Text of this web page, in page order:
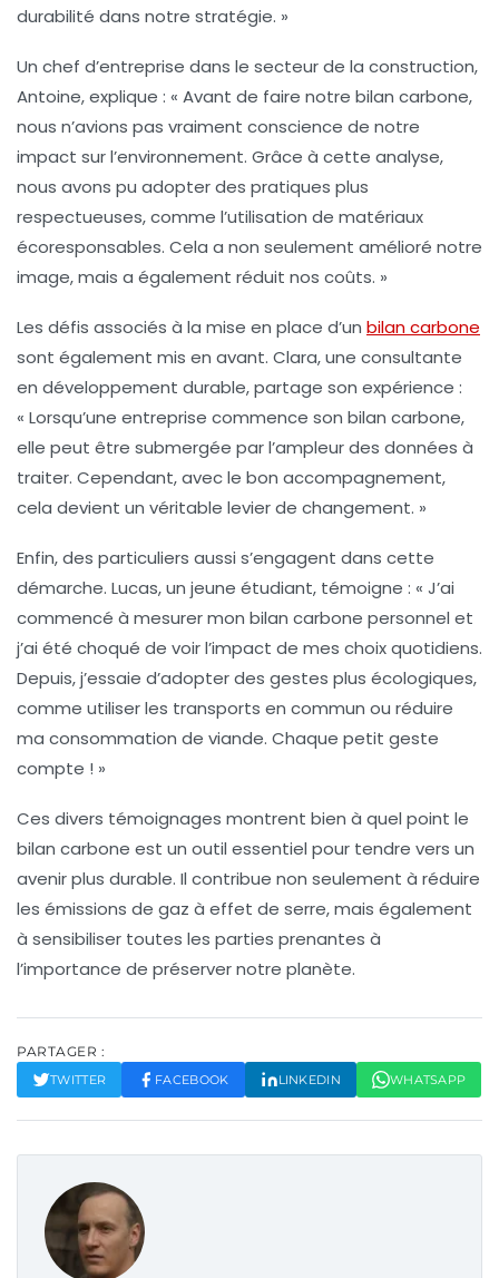
durabilité dans notre stratégie. »
Un chef d’entreprise dans le secteur de la construction,
Antoine, explique : « Avant de faire notre bilan carbone,
nous n’avions pas vraiment conscience de notre
impact sur l’environnement. Grâce à cette analyse,
nous avons pu adopter des pratiques plus
respectueuses, comme l’utilisation de matériaux
écoresponsables. Cela a non seulement amélioré notre
image, mais a également réduit nos coûts. »
Les défis associés à la mise en place d’un bilan carbone
sont également mis en avant. Clara, une consultante
en développement durable, partage son expérience :
« Lorsqu’une entreprise commence son bilan carbone,
elle peut être submergée par l’ampleur des données à
traiter. Cependant, avec le bon accompagnement,
cela devient un véritable levier de changement. »
Enfin, des particuliers aussi s’engagent dans cette
démarche. Lucas, un jeune étudiant, témoigne : « J’ai
commencé à mesurer mon bilan carbone personnel et
j’ai été choqué de voir l’impact de mes choix quotidiens.
Depuis, j’essaie d’adopter des gestes plus écologiques,
comme utiliser les transports en commun ou réduire
ma consommation de viande. Chaque petit geste
compte ! »
Ces divers témoignages montrent bien à quel point le
bilan carbone est un outil essentiel pour tendre vers un
avenir plus durable. Il contribue non seulement à réduire
les émissions de gaz à effet de serre, mais également
à sensibiliser toutes les parties prenantes à
l’importance de préserver notre planète.
PARTAGER :
TWITTER FACEBOOK LINKEDIN WHATSAPP